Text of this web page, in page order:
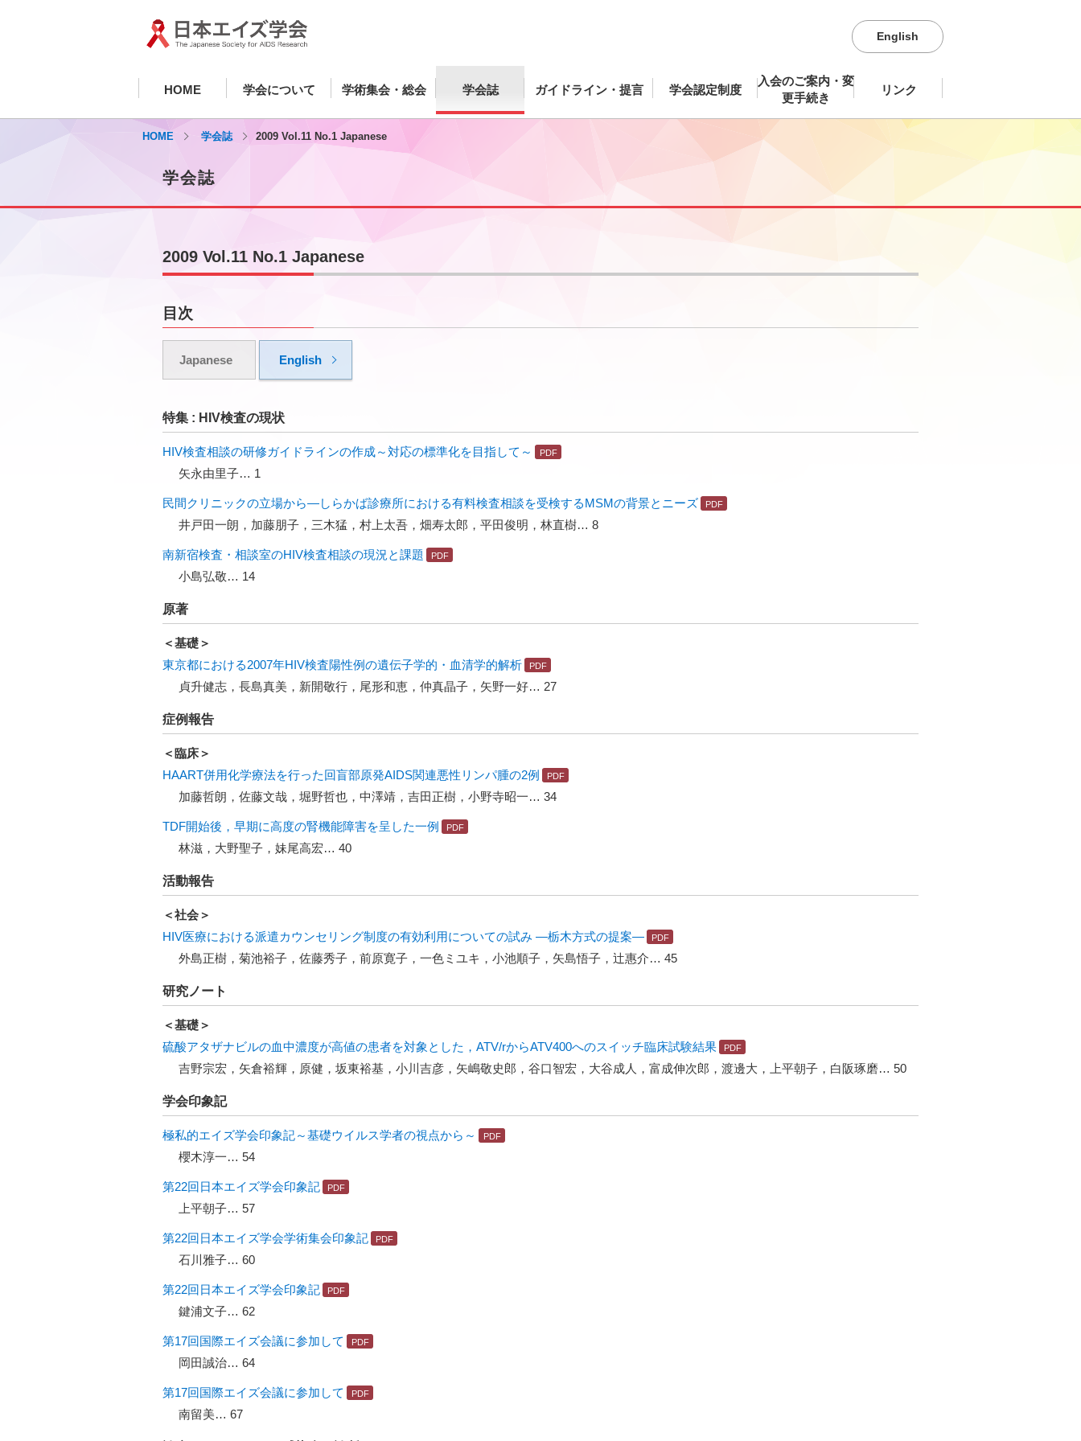
English
HOME 学会について 学術集会・総会 学会誌 ガイドライン・提言 学会認定制度
入会のご案内・変
更手続き
リンク
HOME 学会誌 2009 Vol.11 No.1 Japanese
学会誌
2009 Vol.11 No.1 Japanese
目次
Japanese English
特集 : HIV検査の現状
HIV検査相談の研修ガイドラインの作成～対応の標準化を目指して～
矢永由里子… 1
民間クリニックの立場から―しらかば診療所における有料検査相談を受検するMSMの背景とニーズ
井戸田一朗，加藤朋子，三木猛，村上太吾，畑寿太郎，平田俊明，林直樹… 8
南新宿検査・相談室のHIV検査相談の現況と課題
小島弘敬… 14
原著
＜基礎＞
東京都における2007年HIV検査陽性例の遺伝子学的・血清学的解析
貞升健志，長島真美，新開敬行，尾形和恵，仲真晶子，矢野一好… 27
症例報告
＜臨床＞
HAART併用化学療法を行った回盲部原発AIDS関連悪性リンパ腫の2例
加藤哲朗，佐藤文哉，堀野哲也，中澤靖，吉田正樹，小野寺昭一… 34
TDF開始後，早期に高度の腎機能障害を呈した一例
林滋，大野聖子，妹尾高宏… 40
活動報告
＜社会＞
HIV医療における派遣カウンセリング制度の有効利用についての試み ―栃木方式の提案―
外島正樹，菊池裕子，佐藤秀子，前原寛子，一色ミユキ，小池順子，矢島悟子，辻惠介… 45
研究ノート
＜基礎＞
硫酸アタザナビルの血中濃度が高値の患者を対象とした，ATV/rからATV400へのスイッチ臨床試験結果
吉野宗宏，矢倉裕輝，原健，坂東裕基，小川吉彦，矢嶋敬史郎，谷口智宏，大谷成人，富成伸次郎，渡邊大，上平朝子，白阪琢磨… 50
学会印象記
極私的エイズ学会印象記～基礎ウイルス学者の視点から～
櫻木淳一… 54
第22回日本エイズ学会印象記
上平朝子… 57
第22回日本エイズ学会学術集会印象記
石川雅子… 60
第22回日本エイズ学会印象記
鍵浦文子… 62
第17回国際エイズ会議に参加して
岡田誠治… 64
第17回国際エイズ会議に参加して
南留美… 67